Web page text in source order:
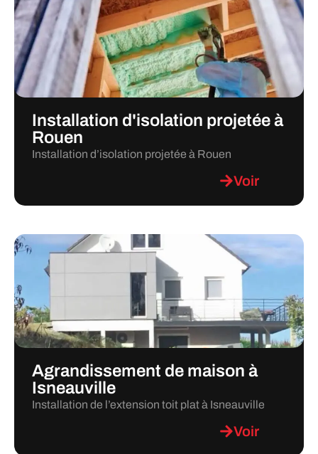
Installation d'isolation projetée à
Rouen
Installation d’isolation projetée à Rouen
Voir
Agrandissement de maison à
Isneauville
Installation de l’extension toit plat à Isneauville
Voir